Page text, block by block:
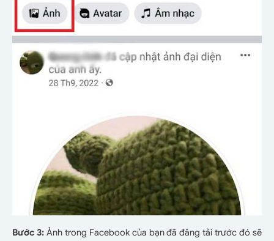
Bước 3:Ảnh trong Facebook của bạn đã đăng tải trước đó sẽ